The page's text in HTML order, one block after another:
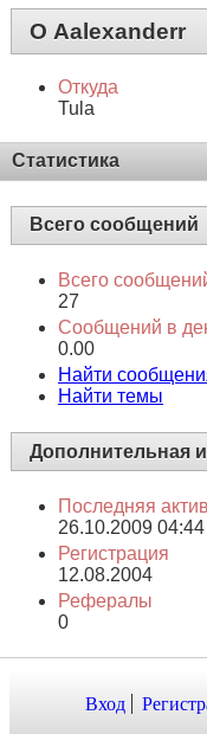
О Aalexanderr
Откуда
Tula
Статистика
Всего сообщений
Всего
27
Сообщений в
0.00
Найти
Найти темы
Дополнительная
Последняя
26.10.2009 04:44
Регистрация
12.08.2004
Рефералы
0
Вход